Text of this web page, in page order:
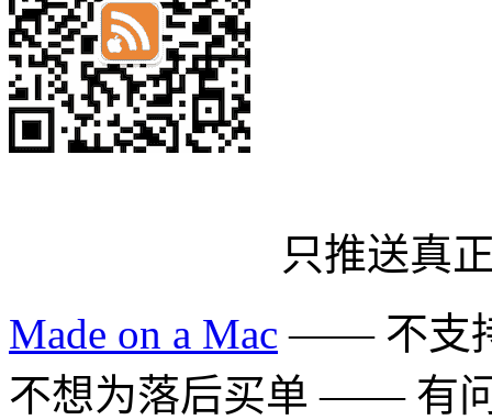
只推送真
Made on a Mac —— 不支
不想为落后买单 —— 有